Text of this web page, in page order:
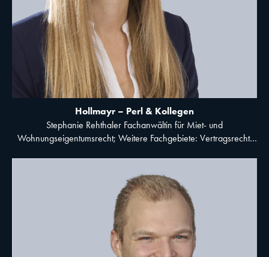
Hollmayr – Perl & Kollegen
Stephanie Rehthaler Fachanwältin für Miet- und
Wohnungseigentumsrecht; Weitere Fachgebiete: Vertragsrecht,